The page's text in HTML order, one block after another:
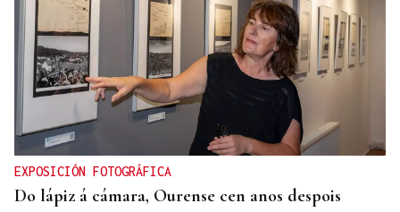
EXPOSICIÓN FOTOGRÁFICA
Do lápiz á cámara, Ourense cen anos despois